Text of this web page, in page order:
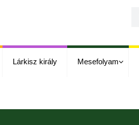
Lárkisz király Mesefolyam